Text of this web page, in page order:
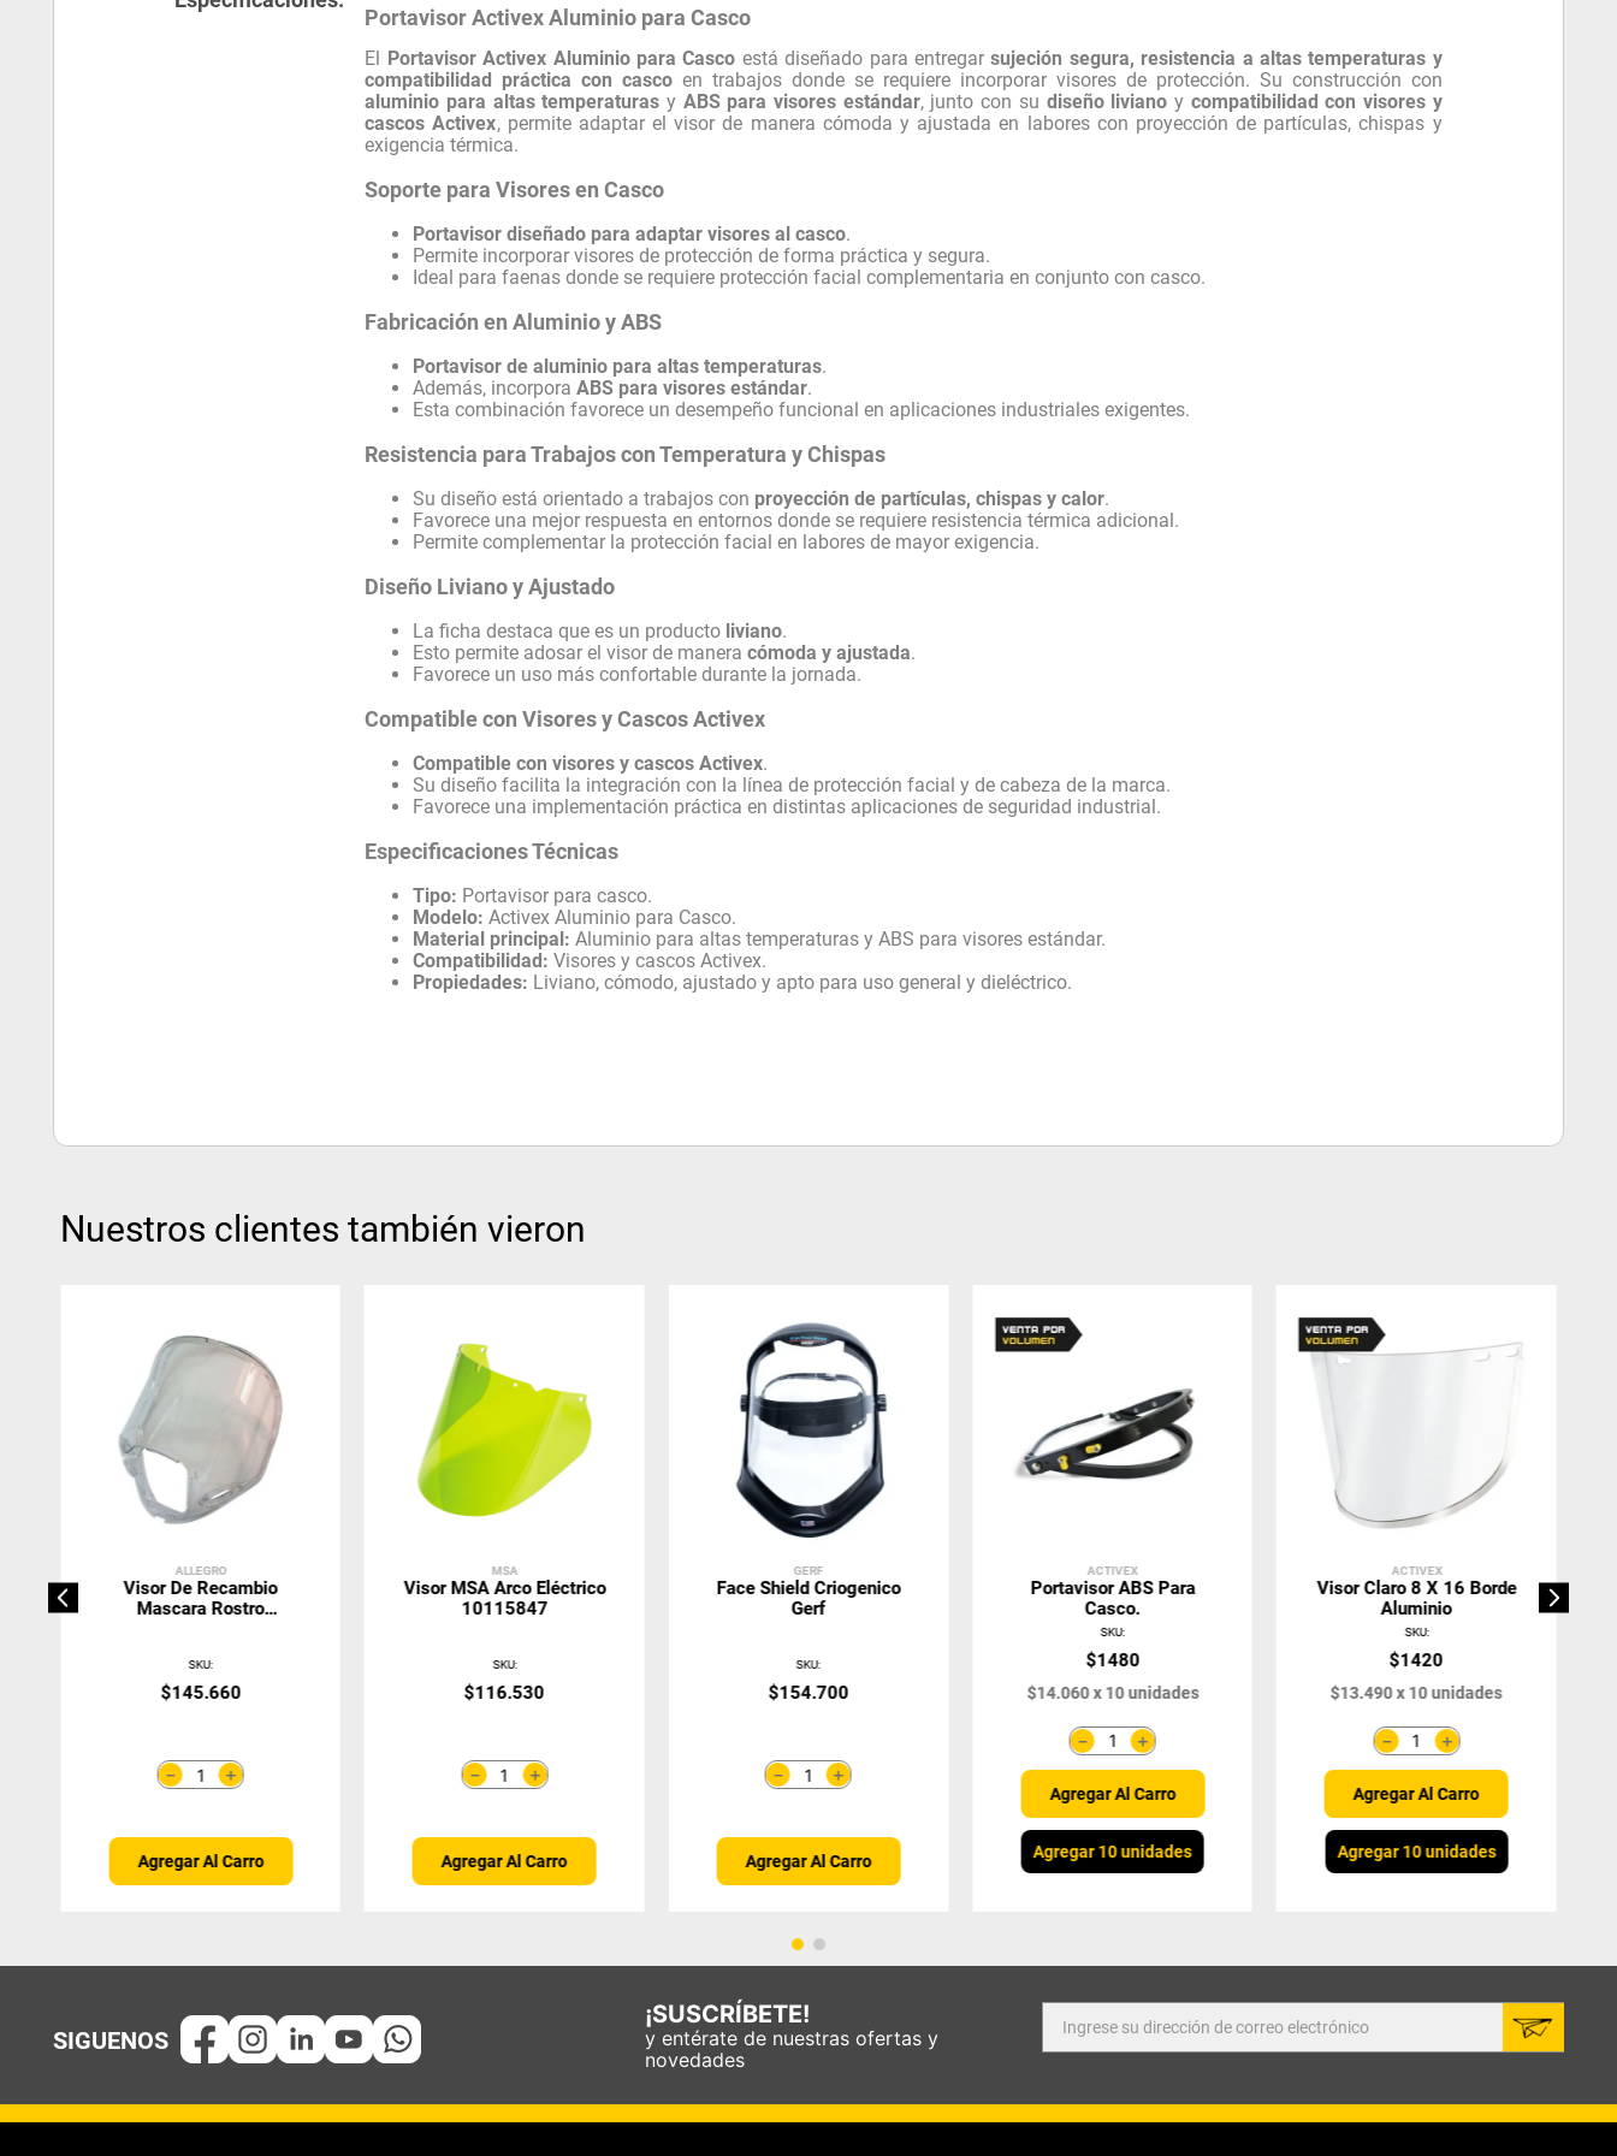
Portavisor Activex Aluminio para Casco
El Portavisor Activex Aluminio para Casco está diseñado para entregarsujeción segura, resistencia a altas temperaturas y
compatibilidad práctica con casco en trabajos donde se requiere incorporar visores de protección. Su construcción con
aluminio para altas temperaturas y ABS para visores estándar, junto con su diseño liviano y compatibilidad con visores y
cascos Activex, permite adaptar el visor de manera cómoda y ajustada en labores con proyección de partículas, chispas y
exigencia térmica.
Soporte para Visores en Casco
Portavisor diseñado para adaptar visores al casco.
Permite incorporar visores de protección de forma práctica y segura.
Ideal para faenas donde se requiere protección facial complementaria en conjunto con casco.
Fabricación en Aluminio y ABS
Portavisor de aluminio para altas temperaturas.
Además, incorporaABS para visores estándar.
Esta combinación favorece un desempeño funcional en aplicaciones industriales exigentes.
Resistencia para Trabajos con Temperatura y Chispas
Su diseño está orientado a trabajos con proyección de partículas, chispas y calor.
Favorece una mejor respuesta en entornos donde se requiere resistencia térmica adicional.
Permite complementar la protección facial en labores de mayor exigencia.
Diseño Liviano y Ajustado
La ficha destaca que es un producto liviano.
Esto permite adosar el visor de maneracómoda y ajustada.
Favorece un uso más confortable durante la jornada.
Compatible con Visores y Cascos Activex
Compatible con visores y cascos Activex.
Su diseño facilita la integración con la línea de protección facial y de cabeza de la marca.
Favorece una implementación práctica en distintas aplicaciones de seguridad industrial.
Especificaciones Técnicas
Tipo: Portavisor para casco.
Modelo: Activex Aluminio para Casco.
Material principal: Aluminio para altas temperaturas y ABS para visores estándar.
Compatibilidad: Visores y cascos Activex.
Propiedades: Liviano, cómodo, ajustado y apto para uso general y dieléctrico.
Nuestros clientes también vieron
ALLEGRO
Visor De Recambio
Mascara Rostro
SKU:
$145.660
＋
－
Agregar Al Carro
MSA
Visor MSA Arco Eléctrico
10115847
SKU:
$116.530
＋
－
Agregar Al Carro
GERF
Face Shield Criogenico
Gerf
SKU:
$154.700
＋
－
Agregar Al Carro
ACTIVEX
Portavisor ABS Para
Casco.
SKU:
$1480
$14.060x10unidades
＋
－
Agregar Al Carro
Agregar 10 unidades
ACTIVEX
Visor Claro 8 X 16 Borde
Aluminio
SKU:
$1420
$13.490x10unidades
＋
－
Agregar Al Carro
Agregar 10 unidades
¡SUSCRÍBETE!
y entérate de nuestras ofertas y
novedades